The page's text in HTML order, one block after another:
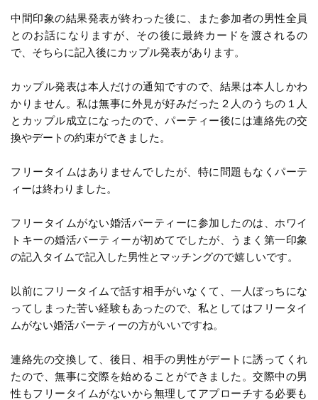
中間印象の結果発表が終わった後に、また参加者の男性全員
とのお話になりますが、その後に最終カードを渡されるの
で、そちらに記入後にカップル発表があります。
カップル発表は本人だけの通知ですので、結果は本人しかわ
かりません。私は無事に外見が好みだった２人のうちの１人
とカップル成立になったので、パーティー後には連絡先の交
換やデートの約束ができました。
フリータイムはありませんでしたが、特に問題もなくパーテ
ィーは終わりました。
フリータイムがない婚活パーティーに参加したのは、ホワイ
トキーの婚活パーティーが初めてでしたが、うまく第一印象
の記入タイムで記入した男性とマッチングので嬉しいです。
以前にフリータイムで話す相手がいなくて、一人ぼっちにな
ってしまった苦い経験もあったので、私としてはフリータイ
ムがない婚活パーティーの方がいいですね。
連絡先の交換して、後日、相手の男性がデートに誘ってくれ
たので、無事に交際を始めることができました。交際中の男
性もフリータイムがないから無理してアプローチする必要も